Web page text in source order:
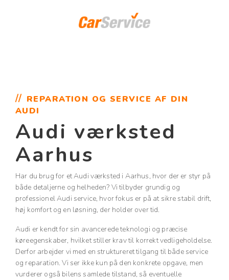
REPARATION OG SERVICE AF DIN
AUDI
Audi værksted
Aarhus
Har du brug for et Audi værksted i Aarhus, hvor der er styr på
både detaljerne og helheden? Vi tilbyder grundig og
professionel Audi service, hvor fokus er på at sikre stabil drift,
høj komfort og en løsning, der holder over tid.
Audi er kendt for sin avancerede teknologi og præcise
køreegenskaber, hvilket stiller krav til korrekt vedligeholdelse.
Derfor arbejder vi med en struktureret tilgang til både service
og reparation. Vi ser ikke kun på den konkrete opgave, men
vurderer også bilens samlede tilstand, så eventuelle